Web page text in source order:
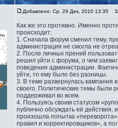
Добавлено: Ср, 29 Дек, 2010 13:35
Как же это противно. Именно
происходит:
1. Сначала форум сменил тему,
администрация не смогла не
2. После личных прений
решил уйти с форума, о чем
поведения администрации.
уйти, то ему было без разницы.
3. В теме развернулась кампания
своего. Политические темы были
поддерживал во всем.
4. Пользуясь своим статусом
публично обсуждать её действия,
произошла попытка
правил и корректировщиков», а